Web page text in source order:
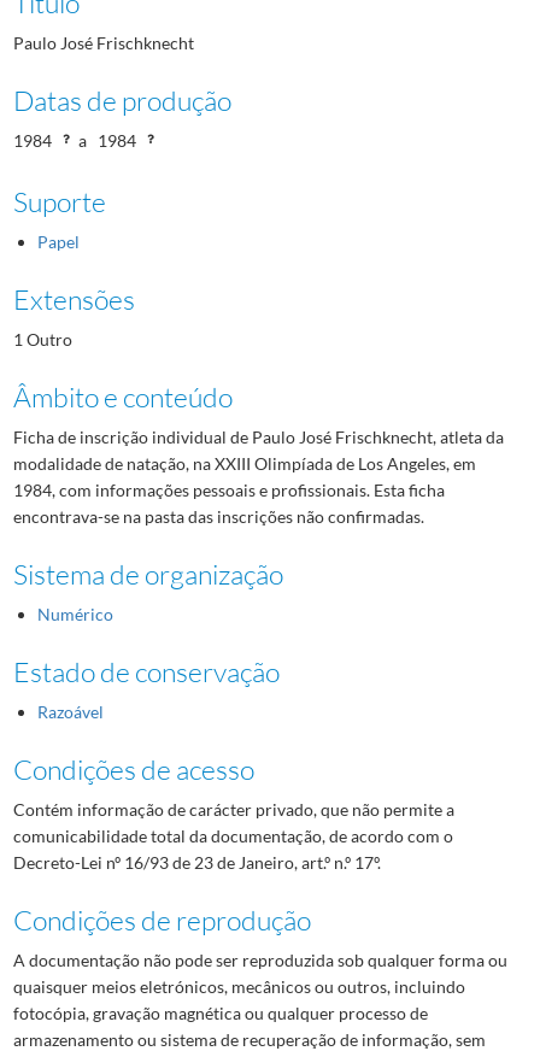
Paulo José Frischknecht
Datas de produção
1984 a 1984
Suporte
Papel
Extensões
1 Outro
Âmbito e conteúdo
Ficha de inscrição individual de Paulo José Frischknecht, atleta da
modalidade de natação, na XXIII Olimpíada de Los Angeles, em
1984, com informações pessoais e profissionais. Esta ficha
encontrava-se na pasta das inscrições não confirmadas.
Sistema de organização
Numérico
Estado de conservação
Razoável
Condições de acesso
Contém informação de carácter privado, que não permite a
comunicabilidade total da documentação, de acordo com o
Decreto-Lei nº 16/93 de 23 de Janeiro, art.º n.º 17º.
Condições de reprodução
A documentação não pode ser reproduzida sob qualquer forma ou
quaisquer meios eletrónicos, mecânicos ou outros, incluindo
fotocópia, gravação magnética ou qualquer processo de
armazenamento ou sistema de recuperação de informação, sem